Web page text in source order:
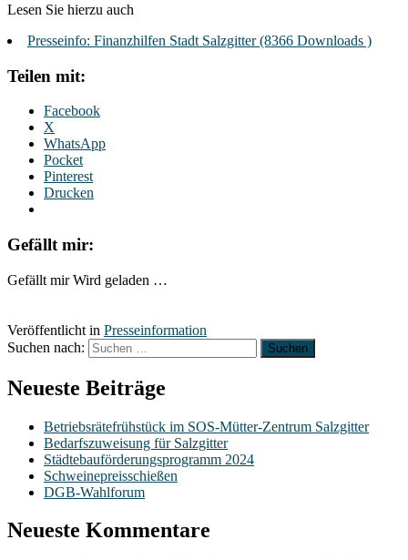
Lesen Sie hierzu auch
Presseinfo: Finanzhilfen Stadt Salzgitter (8366 Downloads )
Teilen mit:
Facebook
X
WhatsApp
Pocket
Pinterest
Drucken
Gefällt mir:
Gefällt mir Wird geladen …
Veröffentlicht in Presseinformation
Suchen nach:
Neueste Beiträge
Betriebsrätefrühstück im SOS-Mütter-Zentrum Salzgitter
Bedarfszuweisung für Salzgitter
Städtebauförderungsprogramm 2024
Schweinepreisschießen
DGB-Wahlforum
Neueste Kommentare